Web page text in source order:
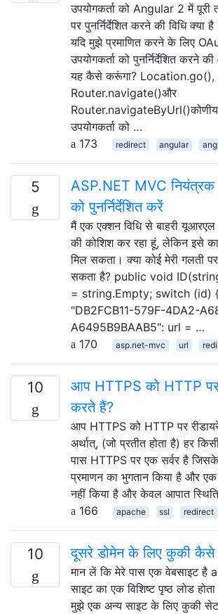
उपयोगकर्ता को Angular 2 में पूरी
पर पुनर्निर्देशित करने की विधि क्या
यदि मुझे प्रमाणित करने के लिए
उपयोगकर्ता को पुनर्निर्देशित करने
यह कैसे करूंगा? Location.go(),
Router.navigate()और
उपयोगकर्ता को …
173
redirect angular
5
ASP.NET MVC नियंत्रक
को पुनर्निर्देशित करें
मैं एक एक्शन विधि से बाहरी यूआरएल
की कोशिश कर रहा हूं, लेकिन इसे
मिल सकता। क्या कोई मेरी गलती
सकता है? public void
= string.Empty; switch (id)
"DB2FCB11-579F-4DA2-
A6495B9BAAB5": url = …
170
asp.net-mvc url
10
आप HTTPS को HTTP
करते हैं?
आप HTTPS को HTTP पर
अर्थात्, (जो प्रतीत होता है) हर
पास HTTPS पर एक सर्वर है
प्रमाणन का भुगतान किया है और
नहीं किया है और केवल आपात
166
apache ssl redirect
10 दूसरे डोमेन के लिए कुकी
मान लें कि मेरे पास एक वेबसाइट
साइट का एक विशिष्ट पृष्ठ लोड
मुझे एक अन्य साइट के लिए कुकी